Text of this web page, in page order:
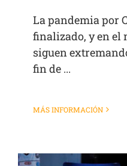
La pandemia por
finalizado, y en el
siguen
fin de ...
MÁS INFORMACIÓN